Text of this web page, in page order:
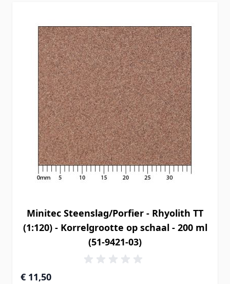
Minitec Steenslag/Porfier - Rhyolith TT
(1:120) - Korrelgrootte op schaal - 200 ml
(51-9421-03)
€ 11,50